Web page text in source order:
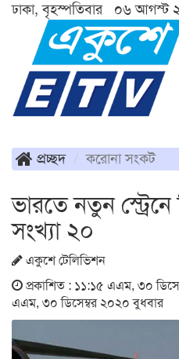
ঢাকা, বৃহস্পতিবার ০৬ আগস্ট
প্রচ্ছদ করোনা সংকট
ভারতে নতুন
সংখ্যা ২০
একুশে টেলিভিশন
প্রকাশিত : ১১:১৫ এএম, ৩০
এএম, ৩০ ডিসেম্বর ২০২০ বুধবার